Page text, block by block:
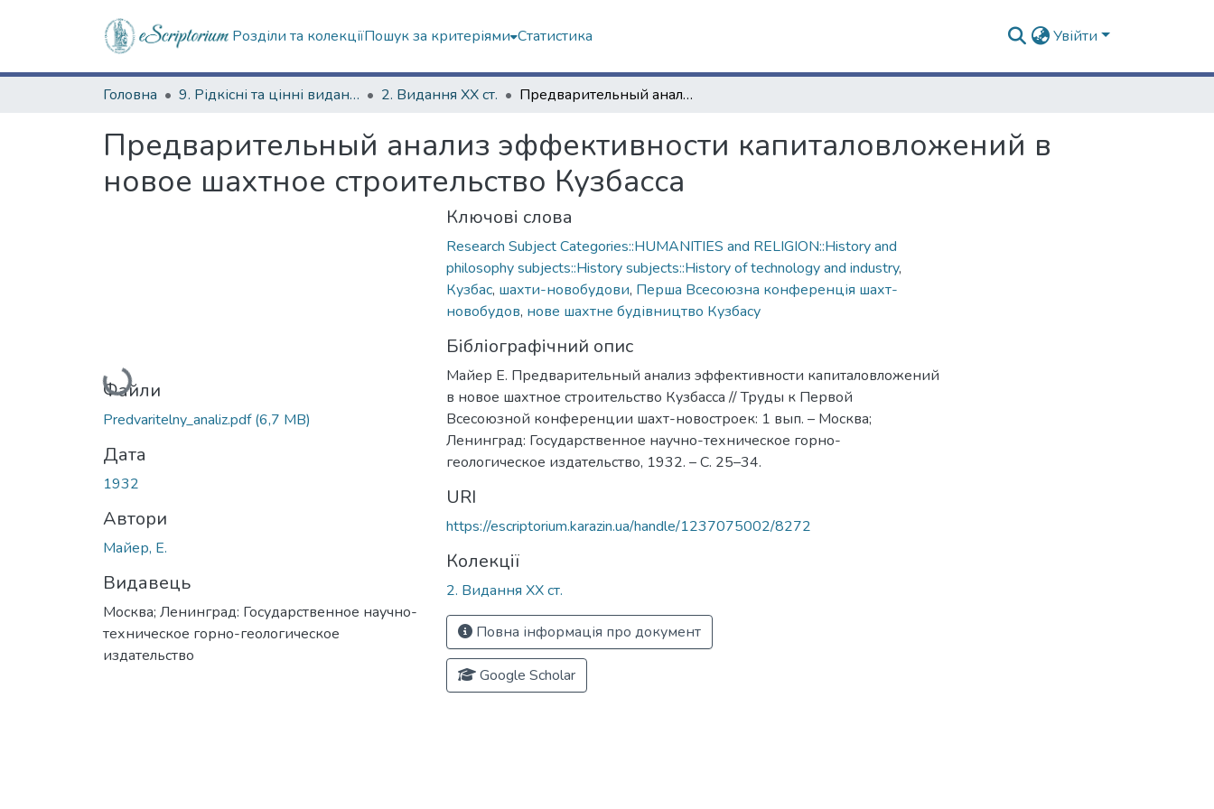
Розділи та колекціїПошук за критеріями Статистика Увійти
Головна 9. Рідкісні та цінні видання 2. Видання ХХ ст. Предварительный анализ эффективности капиталовложений в новое шахтное строительство Кузбасса
Предварительный анализ эффективности капиталовложений в
новое шахтное строительство Кузбасса
Вантажиться...
Файли
Predvaritelny_analiz.pdf(6,7 MB)
Дата
1932
Автори
Майер, Е.
Видавець
Москва; Ленинград: Государственное научно-
техническое горно-геологическое
издательство
Ключові слова
Research Subject Categories::HUMANITIES and RELIGION::History and
philosophy subjects::History subjects::History of technology and industry,
Кузбас, шахти-новобудови, Перша Всесоюзна конференція шахт-
новобудов, нове шахтне будівництво Кузбасу
Бібліографічний опис
Майер Е. Предварительный анализ эффективности капиталовложений
в новое шахтное строительство Кузбасса // Труды к Первой
Всесоюзной конференции шахт-новостроек: 1 вып. – Москва;
Ленинград: Государственное научно-техническое горно-
геологическое издательство, 1932. – С. 25–34.
URI
https://escriptorium.karazin.ua/handle/1237075002/8272
Колекції
2. Видання ХХ ст.
Повна інформація про документ
Google Scholar